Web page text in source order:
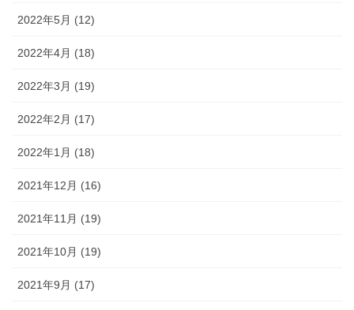
2022年5月 (12)
2022年4月 (18)
2022年3月 (19)
2022年2月 (17)
2022年1月 (18)
2021年12月 (16)
2021年11月 (19)
2021年10月 (19)
2021年9月 (17)